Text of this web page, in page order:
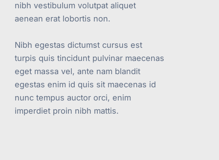
nibh vestibulum volutpat aliquet
aenean erat lobortis non.
Nibh egestas dictumst cursus est
turpis quis tincidunt pulvinar maecenas
eget massa vel, ante nam blandit
egestas enim id quis sit maecenas id
nunc tempus auctor orci, enim
imperdiet proin nibh mattis.